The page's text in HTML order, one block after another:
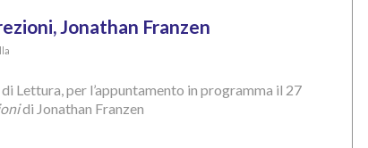
Jonathan Franzen
Lettura, per l’appuntamento in programma il 27
di Jonathan Franzen